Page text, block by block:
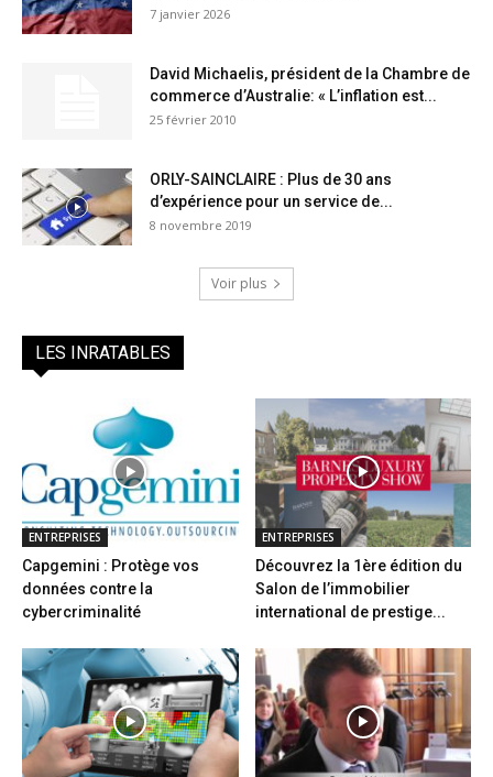
7 janvier 2026
David Michaelis, président de la Chambre de
commerce d’Australie: « L’inflation est...
25 février 2010
ORLY-SAINCLAIRE : Plus de 30 ans
d’expérience pour un service de...
8 novembre 2019
Voir plus
LES INRATABLES
ENTREPRISES
Capgemini : Protège vos
données contre la
cybercriminalité
ENTREPRISES
Découvrez la 1ère édition du
Salon de l’immobilier
international de prestige...